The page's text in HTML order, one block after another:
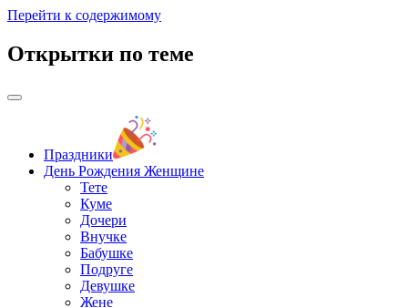
Перейти к содержимому
Открытки по теме
Праздники
День Рождения Женщине
Тете
Куме
Дочери
Внучке
Бабушке
Подруге
Девушке
Жене